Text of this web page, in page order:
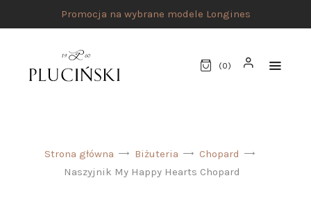
Darmowa wysyłka od 500 zł
(0)
UMÓW SPOTKANIE
Strona główna Biżuteria
Chopard
Naszyjnik My Happy Hearts Chopard